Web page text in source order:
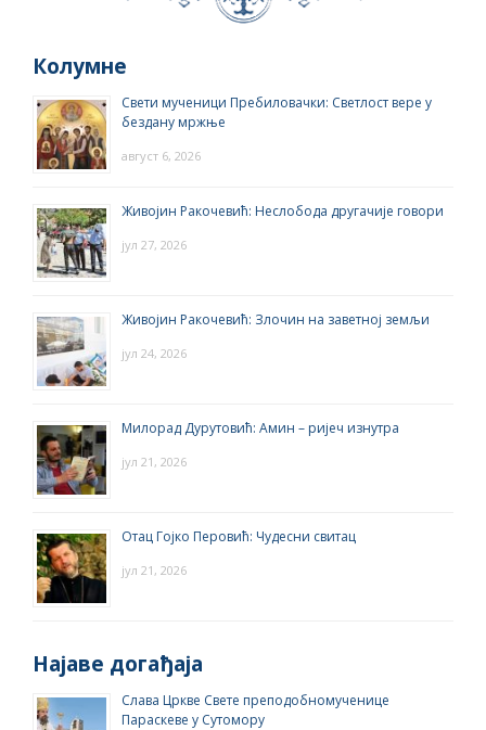
Колумне
Свети мученици Пребиловачки: Светлост вере у
бездану мржње
август 6, 2026
Живојин Ракочевић: Неслобода другачије говори
јул 27, 2026
Живојин Ракочевић: Злочин на заветној земљи
јул 24, 2026
Милорад Дурутовић: Амин – ријеч изнутра
јул 21, 2026
Отац Гојко Перовић: Чудесни свитац
јул 21, 2026
Најаве догађаја
Слава Цркве Свете преподобномученице
Параскеве у Сутомору